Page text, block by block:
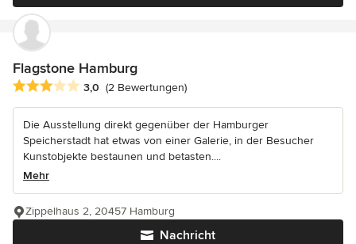
Flagstone Hamburg
Durchschnittliche Bewertung: 3 von 5 Sternen
3,0 (2 Bewertungen)
Die Ausstellung direkt gegenüber der Hamburger
Speicherstadt hat etwas von einer Galerie, in der Besucher
Kunstobjekte bestaunen und betasten....
Mehr
Nachricht
Zippelhaus 2, 20457 Hamburg